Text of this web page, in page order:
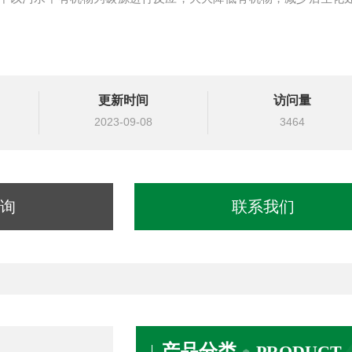
更新时间
2023-09-08
访问量
3464
联系我们